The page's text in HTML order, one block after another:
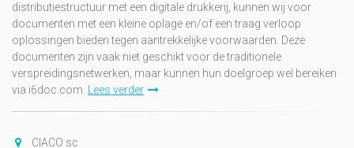
distributiestructuur met een digitale drukkerij, kunnen wij voor
documenten met een kleine oplage en/of een traag verloop
oplossingen bieden tegen aantrekkelijke voorwaarden. Deze
documenten zijn vaak niet geschikt voor de traditionele
verspreidingsnetwerken, maar kunnen hun doelgroep wel bereiken
via i6doc.com. Lees verder
CIACO sc